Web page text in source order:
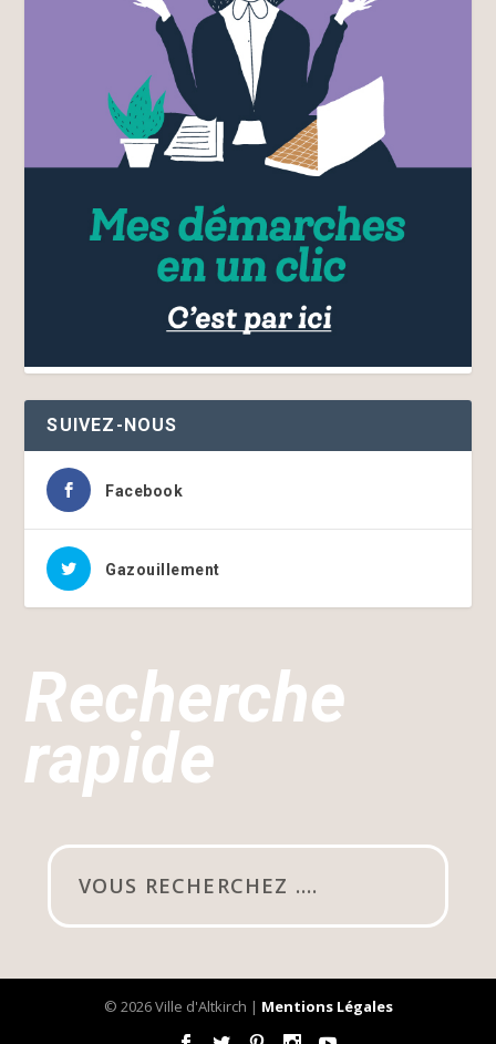
SUIVEZ-NOUS
Facebook
Gazouillement
Recherche
rapide
© 2026 Ville d'Altkirch | Mentions Légales